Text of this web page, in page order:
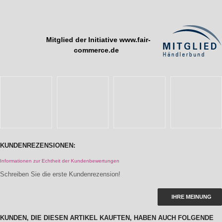
Mitglied der Initiative www.fair-
commerce.de
KUNDENREZENSIONEN:
Informationen zur Echtheit der Kundenbewertungen
Schreiben Sie die erste Kundenrezension!
IHRE MEINUNG
KUNDEN, DIE DIESEN ARTIKEL KAUFTEN, HABEN AUCH FOLGENDE